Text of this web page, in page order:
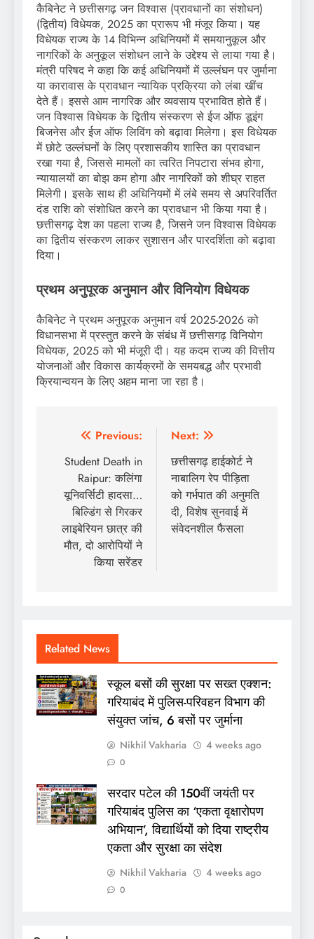
कैबिनेट ने छत्तीसगढ़ जन विश्वास (प्रावधानों का संशोधन)
(द्वितीय) विधेयक, 2025 का प्रारूप भी मंजूर किया। यह
विधेयक राज्य के 14 विभिन्न अधिनियमों में समयानुकूल और
नागरिकों के अनुकूल संशोधन लाने के उद्देश्य से लाया गया है।
मंत्री परिषद ने कहा कि कई अधिनियमों में उल्लंघन पर जुर्माना
या कारावास के प्रावधान न्यायिक प्रक्रिया को लंबा खींच
देते हैं। इससे आम नागरिक और व्यवसाय प्रभावित होते हैं।
जन विश्वास विधेयक के द्वितीय संस्करण से ईज ऑफ डूइंग
बिजनेस और ईज ऑफ लिविंग को बढ़ावा मिलेगा। इस विधेयक
में छोटे उल्लंघनों के लिए प्रशासकीय शास्ति का प्रावधान
रखा गया है, जिससे मामलों का त्वरित निपटारा संभव होगा,
न्यायालयों का बोझ कम होगा और नागरिकों को शीघ्र राहत
मिलेगी। इसके साथ ही अधिनियमों में लंबे समय से अपरिवर्तित
दंड राशि को संशोधित करने का प्रावधान भी किया गया है।
छत्तीसगढ़ देश का पहला राज्य है, जिसने जन विश्वास विधेयक
का द्वितीय संस्करण लाकर सुशासन और पारदर्शिता को बढ़ावा
दिया।
प्रथम अनुपूरक अनुमान और विनियोग विधेयक
कैबिनेट ने प्रथम अनुपूरक अनुमान वर्ष 2025-2026 को
विधानसभा में प्रस्तुत करने के संबंध में छत्तीसगढ़ विनियोग
विधेयक, 2025 को भी मंजूरी दी। यह कदम राज्य की वित्तीय
योजनाओं और विकास कार्यक्रमों के समयबद्ध और प्रभावी
क्रियान्वयन के लिए अहम माना जा रहा है।
Post
navigation
Previous:
Student Death in
Raipur: कलिंगा
यूनिवर्सिटी हादसा…
बिल्डिंग से गिरकर
लाइबेरियन छात्र की
मौत, दो आरोपियों ने
किया सरेंडर
Next:
छत्तीसगढ़ हाईकोर्ट ने
नाबालिग रेप पीड़िता
को गर्भपात की अनुमति
दी, विशेष सुनवाई में
संवेदनशील फैसला
Related News
स्कूल बसों की सुरक्षा पर सख्त एक्शन:
गरियाबंद में पुलिस-परिवहन विभाग की
संयुक्त जांच, 6 बसों पर जुर्माना
Nikhil Vakharia 4 weeks ago
0
सरदार पटेल की 150वीं जयंती पर
गरियाबंद पुलिस का ‘एकता वृक्षारोपण
अभियान’, विद्यार्थियों को दिया राष्ट्रीय
एकता और सुरक्षा का संदेश
Nikhil Vakharia 4 weeks ago
0